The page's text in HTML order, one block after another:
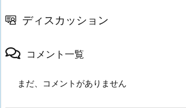
ディスカッション
コメント一覧
まだ、コメントがありません